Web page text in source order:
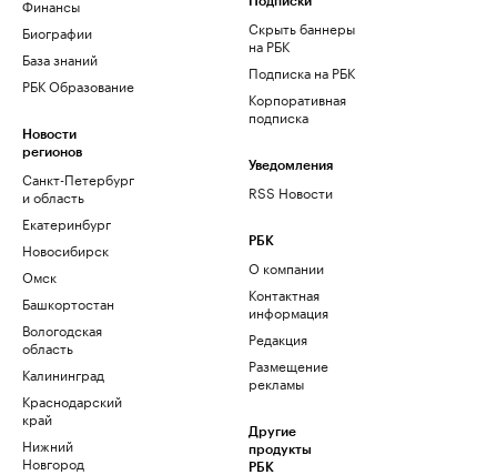
Финансы
Биографии
База знаний
РБК Образование
Новости
регионов
Санкт-Петербург
и область
Екатеринбург
Новосибирск
Омск
Башкортостан
Вологодская
область
Калининград
Краснодарский
край
Нижний
Новгород
Скрыть баннеры
на РБК
Подписка на РБК
Корпоративная
подписка
Уведомления
RSS Новости
РБК
О компании
Контактная
информация
Редакция
Размещение
рекламы
Другие
продукты
РБК